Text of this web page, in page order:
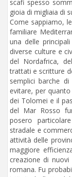
scafi spesso
gioia di migliaia di
Come sappiamo,
familiare
una delle
diverse culture e
del Nordafrica,
trattati e scritture
semplici barche
evitare, per
dei Tolomei e il
del Mar Rosso
posero
stradale e
attività delle
maggiore
creazione di
romana. Fu